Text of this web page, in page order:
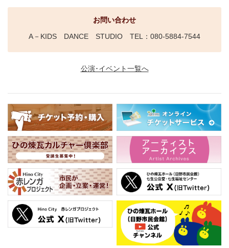
お問い合わせ
A－KIDS DANCE STUDIO TEL：080-5884-7544
公演･イベント一覧へ